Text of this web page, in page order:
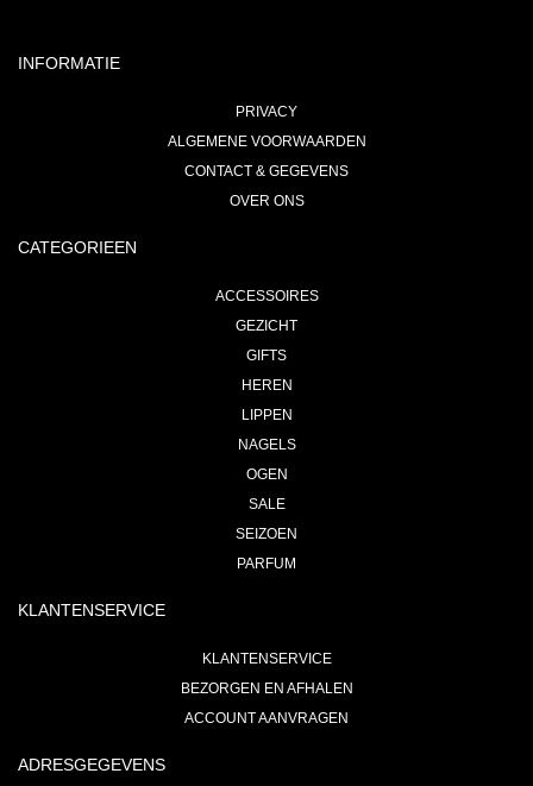
INFORMATIE
PRIVACY
ALGEMENE VOORWAARDEN
CONTACT & GEGEVENS
OVER ONS
CATEGORIEEN
ACCESSOIRES
GEZICHT
GIFTS
HEREN
LIPPEN
NAGELS
OGEN
SALE
SEIZOEN
PARFUM
KLANTENSERVICE
KLANTENSERVICE
BEZORGEN EN AFHALEN
ACCOUNT AANVRAGEN
ADRESGEGEVENS